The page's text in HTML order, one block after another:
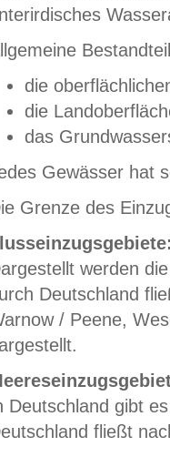
die
die
das
Gewässer hat
Grenze des
werden
Deutschland
/ Peene,
Deutschland gibt
fließt